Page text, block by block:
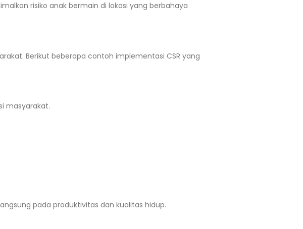
risiko anak bermain di lokasi yang berbahaya
Berikut beberapa contoh implementasi CSR yang
masyarakat.
pada produktivitas dan kualitas hidup.